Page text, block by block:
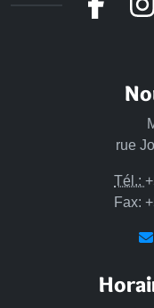
rue
Tél.:
Fax: